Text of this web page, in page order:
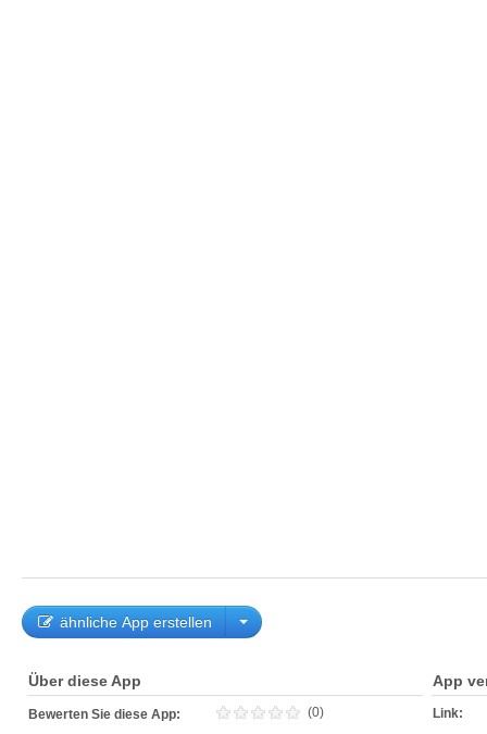
ähnliche App erstellen
Über diese App
Bewerten Sie diese App: (0)
App
Link: